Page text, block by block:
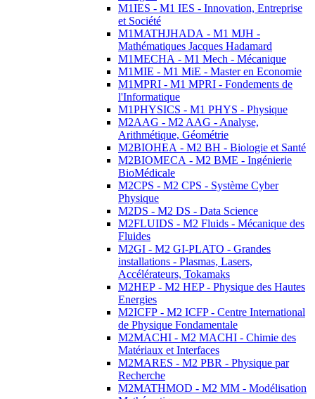
M1IES - M1 IES - Innovation, Entreprise
et Société
M1MATHJHADA - M1 MJH -
Mathématiques Jacques Hadamard
M1MECHA - M1 Mech - Mécanique
M1MIE - M1 MiE - Master en Economie
M1MPRI - M1 MPRI - Fondements de
l'Informatique
M1PHYSICS - M1 PHYS - Physique
M2AAG - M2 AAG - Analyse,
Arithmétique, Géométrie
M2BIOHEA - M2 BH - Biologie et Santé
M2BIOMECA - M2 BME - Ingénierie
BioMédicale
M2CPS - M2 CPS - Système Cyber
Physique
M2DS - M2 DS - Data Science
M2FLUIDS - M2 Fluids - Mécanique des
Fluides
M2GI - M2 GI-PLATO - Grandes
installations - Plasmas, Lasers,
Accélérateurs, Tokamaks
M2HEP - M2 HEP - Physique des Hautes
Energies
M2ICFP - M2 ICFP - Centre International
de Physique Fondamentale
M2MACHI - M2 MACHI - Chimie des
Matériaux et Interfaces
M2MARES - M2 PBR - Physique par
Recherche
M2MATHMOD - M2 MM - Modélisation